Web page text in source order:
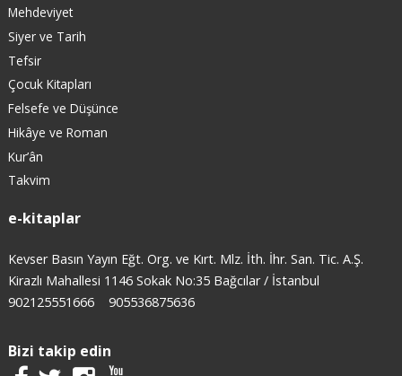
Mehdeviyet
Siyer ve Tarih
Tefsir
Çocuk Kitapları
Felsefe ve Düşünce
Hikâye ve Roman
Kur’ân
Takvim
e-kitaplar
Kevser Basın Yayın Eğt. Org. ve Kırt. Mlz. İth. İhr. San. Tic. A.Ş.
Kirazlı Mahallesi 1146 Sokak No:35 Bağcılar / İstanbul
902125551666
905536875636
Bizi takip edin